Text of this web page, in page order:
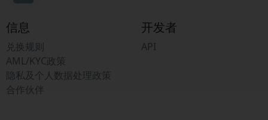
信息
兑换规则
AML/KYC政策
隐私及个人数据处理政策
合作伙伴
开发者
API